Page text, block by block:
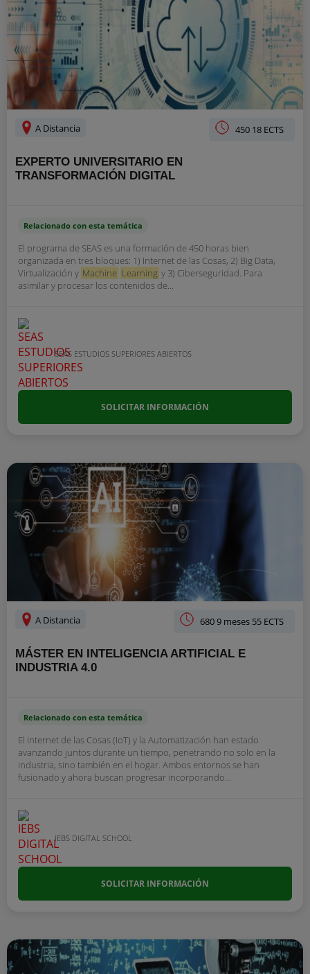
A Distancia 450 18 ECTS
EXPERTO UNIVERSITARIO EN
TRANSFORMACIÓN DIGITAL
Relacionado con esta temática
El programa de SEAS es una formación de 450 horas bien
organizada en tres bloques: 1) Internet de las Cosas, 2) Big Data,
Virtualización y Machine Learning y 3) Ciberseguridad. Para
asimilar y procesar los contenidos de...
SEAS ESTUDIOS SUPERIORES ABIERTOS
SOLICITAR INFORMACIÓN
A Distancia 680 9 meses 55 ECTS
MÁSTER EN INTELIGENCIA ARTIFICIAL E
INDUSTRIA 4.0
Relacionado con esta temática
El Internet de las Cosas (IoT) y la Automatización han estado
avanzando juntos durante un tiempo, penetrando no solo en la
industria, sino también en el hogar. Ambos entornos se han
fusionado y ahora buscan progresar incorporando...
IEBS DIGITAL SCHOOL
SOLICITAR INFORMACIÓN